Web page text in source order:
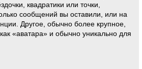
квадратики или точки,
сообщений вы оставили, или на
Другое, обычно более крупное,
«аватара» и обычно уникально для